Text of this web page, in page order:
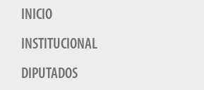
INICIO
INSTITUCIONAL
DIPUTADOS